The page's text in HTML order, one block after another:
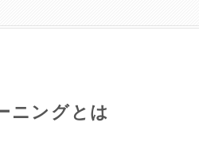
ニングとは